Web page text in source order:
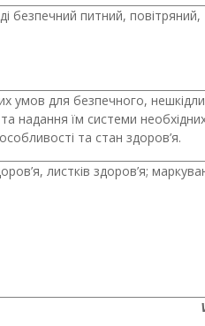
безпечний питний,
умов для безпечного,
надання їм системи
та стан здоров’я.
листків здоров’я;